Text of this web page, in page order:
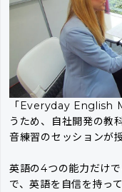
「Everyday English
うため、自社開発の教
音練習のセッションが
英語の4つの能力だけ
で、英語を自信を持っ